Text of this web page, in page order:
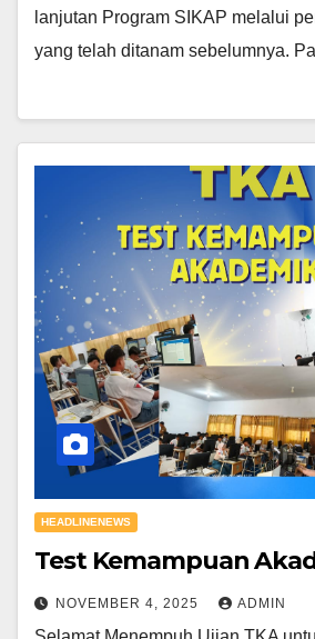
lanjutan Program SIKAP melalui
yang telah ditanam sebelumnya.
HEADLINENEWS
Test Kemampuan
NOVEMBER 4, 2025 ADMIN